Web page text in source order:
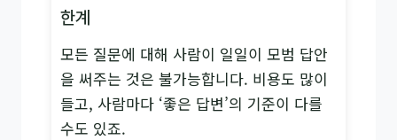
한계
모든 질문에 대해 사람이 일일이 모범 답안
을 써주는 것은 불가능합니다. 비용도 많이
들고, 사람마다 ‘좋은 답변’의 기준이 다를
수도 있죠.